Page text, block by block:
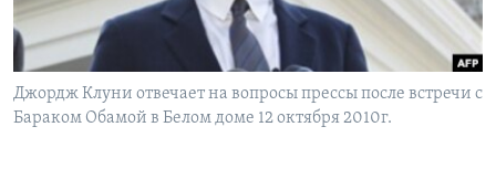
Learning English
СОЦИАЛЬНЫЕ СЕТИ
Джордж Клуни отвечает на вопросы прессы после встречи с
Бараком Обамой в Белом доме 12 октября 2010г.